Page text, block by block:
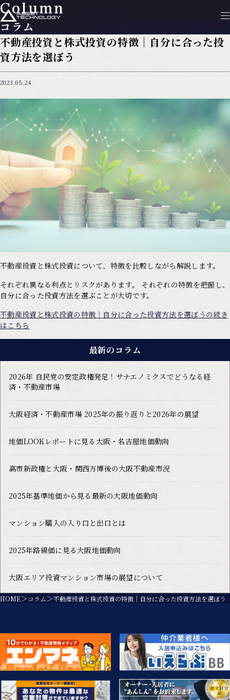
Column
コラム
不動産投資と株式投資の特徴｜自分に合った投
資方法を選ぼう
2023.05.24
不動産投資と株式投資について、特徴を比較しながら解説します。
それぞれ異なる利点とリスクがあります。 それぞれの特徴を把握し、
自分に合った投資方法を選ぶことが大切です。
不動産投資と株式投資の特徴｜自分に合った投資方法を選ぼうの続き
はこちら
最新のコラム
2026年 自民党の安定政権発足！サナエノミクスでどうなる経
済・不動産市場
大阪経済・不動産市場 2025年の振り返りと2026年の展望
地価LOOKレポートに見る大阪・名古屋地価動向
高市新政権と大阪・関西万博後の大阪不動産市況
2025年基準地価から見る最新の大阪地価動向
マンション購入の入り口と出口とは
2025年路線価に見る大阪地価動向
大阪エリア投資マンション市場の展望について
HOME コラム 不動産投資と株式投資の特徴｜自分に合った投資方法を選ぼう